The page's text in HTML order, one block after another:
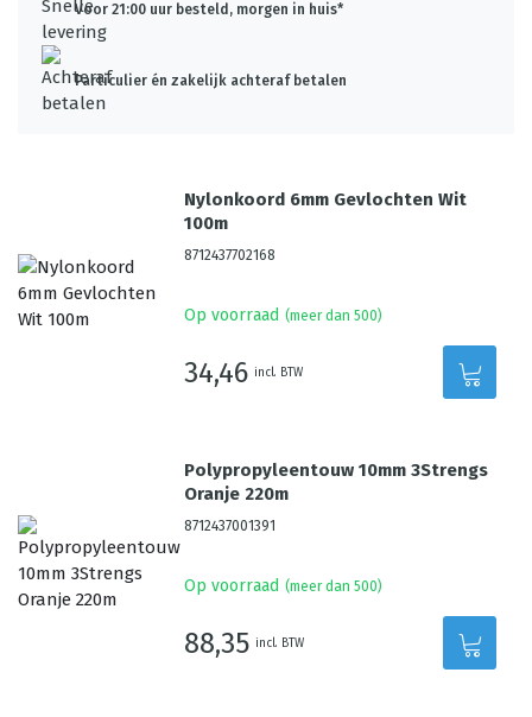
Voor 21:00 uur besteld, morgen in huis*
Particulier én zakelijk achteraf betalen
Nylonkoord 6mm Gevlochten Wit
100m
8712437702168
Op voorraad (meer dan 500)
34,46 incl. BTW
Polypropyleentouw 10mm 3Strengs
Oranje 220m
8712437001391
Op voorraad (meer dan 500)
88,35 incl. BTW